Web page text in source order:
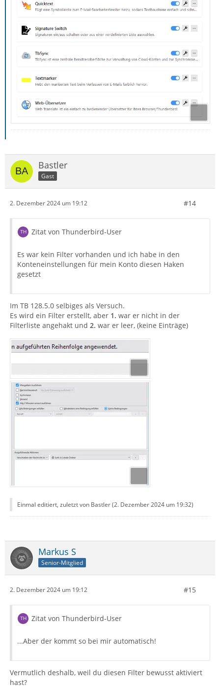
Bastler
Gast
2. Dezember 2024 um 19:12 #14
Zitat von Thunderbird-User
Es war kein Filter vorhanden und ich habe in den
Konteneinstellungen für mein Konto diesen Haken
gesetzt
Im TB 128.5.0 selbiges als Versuch.
Es wird ein Filter erstellt, aber 1. war er nicht in der
Filterliste angehakt und 2. war er leer, (keine Einträge)
Einmal editiert, zuletzt von Bastler (2. Dezember 2024 um 19:32)
Markus S
Senior-Mitglied
2. Dezember 2024 um 19:12 #15
Zitat von Thunderbird-User
...Aber der kommt so bei mir automatisch!
Vermutlich deshalb, weil du diesen Filter bewusst aktiviert
hast?